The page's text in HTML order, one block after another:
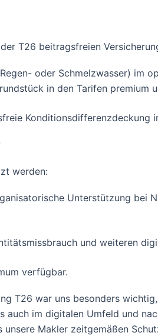
T26 beitragsfreien
oder Schmelzwasser) im
in den Tarifen premium
Konditionsdifferenzdeckung
werden:
Unterstützung bei
und weiteren
verfügbar.
T26 war uns besonders
im digitalen Umfeld und
Makler zeitgemäßen